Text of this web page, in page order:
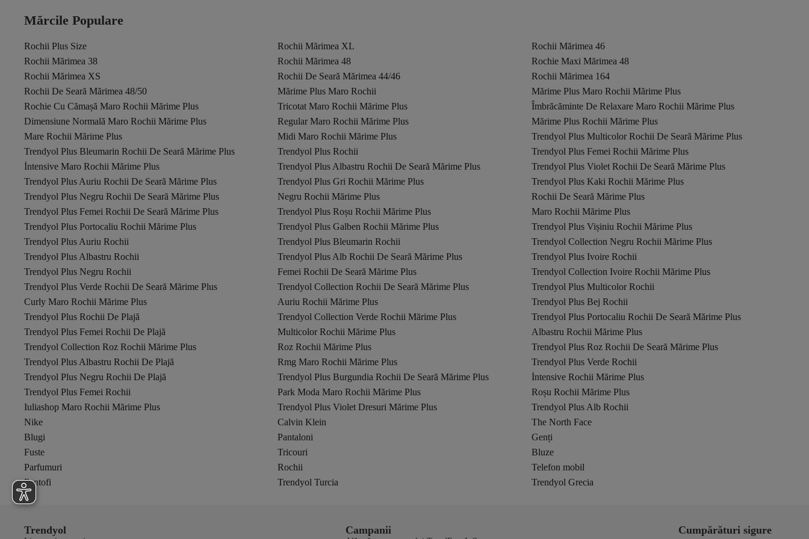
Mărcile Populare
Rochii Plus Size Rochii Mărimea XL
Rochii Mărimea 46
Rochii Mărimea 38
Rochii Mărimea 48
Rochie Maxi Mărimea 48
Rochii Mărimea XS
Rochii De Seară Mărimea 44/46
Rochii Mărimea 164
Rochii De Seară Mărimea 48/50
Mărime Plus Maro Rochii
Mărime Plus Maro Rochii Mărime Plus
Rochie Cu Cămașă Maro Rochii Mărime Plus
Tricotat Maro Rochii Mărime Plus
Îmbrăcăminte De Relaxare Maro Rochii Mărime Plus
Dimensiune Normală Maro Rochii Mărime Plus
Regular Maro Rochii Mărime Plus
Mărime Plus Rochii Mărime Plus
Mare Rochii Mărime Plus
Midi Maro Rochii Mărime Plus
Trendyol Plus Multicolor Rochii De Seară Mărime Plus
Trendyol Plus Bleumarin Rochii De Seară Mărime Plus
Trendyol Plus Rochii
Trendyol Plus Femei Rochii Mărime Plus
İntensive Maro Rochii Mărime Plus
Trendyol Plus Albastru Rochii De Seară Mărime Plus
Trendyol Plus Violet Rochii De Seară Mărime Plus
Trendyol Plus Auriu Rochii De Seară Mărime Plus
Trendyol Plus Gri Rochii Mărime Plus
Trendyol Plus Kaki Rochii Mărime Plus
Trendyol Plus Negru Rochii De Seară Mărime Plus
Negru Rochii Mărime Plus
Rochii De Seară Mărime Plus
Trendyol Plus Femei Rochii De Seară Mărime Plus
Trendyol Plus Roșu Rochii Mărime Plus
Maro Rochii Mărime Plus
Trendyol Plus Portocaliu Rochii Mărime Plus
Trendyol Plus Galben Rochii Mărime Plus
Trendyol Plus Vișiniu Rochii Mărime Plus
Trendyol Plus Auriu Rochii
Trendyol Plus Bleumarin Rochii
Trendyol Collection Negru Rochii Mărime Plus
Trendyol Plus Albastru Rochii
Trendyol Plus Alb Rochii De Seară Mărime Plus
Trendyol Plus Ivoire Rochii
Trendyol Plus Negru Rochii
Femei Rochii De Seară Mărime Plus
Trendyol Collection Ivoire Rochii Mărime Plus
Trendyol Plus Verde Rochii De Seară Mărime Plus
Trendyol Collection Rochii De Seară Mărime Plus
Trendyol Plus Multicolor Rochii
Curly Maro Rochii Mărime Plus
Auriu Rochii Mărime Plus
Trendyol Plus Bej Rochii
Trendyol Plus Rochii De Plajă
Trendyol Collection Verde Rochii Mărime Plus
Trendyol Plus Portocaliu Rochii De Seară Mărime Plus
Trendyol Plus Femei Rochii De Plajă
Multicolor Rochii Mărime Plus
Albastru Rochii Mărime Plus
Trendyol Collection Roz Rochii Mărime Plus
Roz Rochii Mărime Plus
Trendyol Plus Roz Rochii De Seară Mărime Plus
Trendyol Plus Albastru Rochii De Plajă
Rmg Maro Rochii Mărime Plus
Trendyol Plus Verde Rochii
Trendyol Plus Negru Rochii De Plajă
Trendyol Plus Burgundia Rochii De Seară Mărime Plus
İntensive Rochii Mărime Plus
Trendyol Plus Femei Rochii
Park Moda Maro Rochii Mărime Plus
Roșu Rochii Mărime Plus
Iuliashop Maro Rochii Mărime Plus
Trendyol Plus Violet Dresuri Mărime Plus
Trendyol Plus Alb Rochii
Nike
Calvin Klein
The North Face
Blugi
Pantaloni
Genți
Fuste
Tricouri
Bluze
Parfumuri
Rochii
Telefon mobil
Pantofi
Trendyol Turcia Trendyol Grecia
Trendyol Campanii Cumpărături sigure